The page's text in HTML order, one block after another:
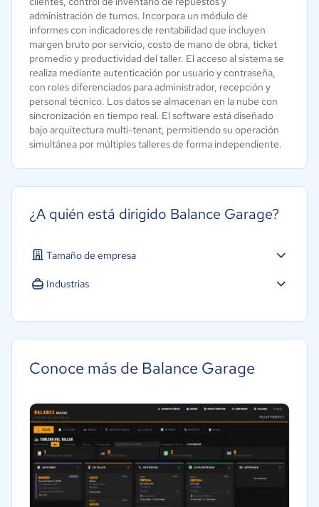
administración de turnos. Incorpora un módulo de
informes con indicadores de rentabilidad que incluyen
margen bruto por servicio, costo de mano de obra, ticket
promedio y productividad del taller. El acceso al sistema se
realiza mediante autenticación por usuario y contraseña,
con roles diferenciados para administrador, recepción y
personal técnico. Los datos se almacenan en la nube con
sincronización en tiempo real. El software está diseñado
bajo arquitectura multi-tenant, permitiendo su operación
simultánea por múltiples talleres de forma independiente.
¿A quién está dirigido Balance Garage?
Tamaño de empresa
Micro: 1 a 9 trabajadores
Industrias
Conoce más de Balance Garage